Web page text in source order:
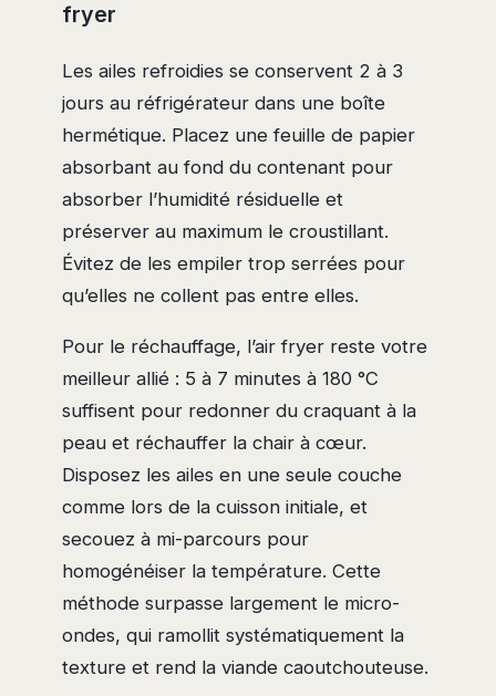
fryer
Les ailes refroidies se conservent 2 à 3
jours au réfrigérateur dans une boîte
hermétique. Placez une feuille de papier
absorbant au fond du contenant pour
absorber l’humidité résiduelle et
préserver au maximum le croustillant.
Évitez de les empiler trop serrées pour
qu’elles ne collent pas entre elles.
Pour le réchauffage, l’air fryer reste votre
meilleur allié : 5 à 7 minutes à 180 °C
suffisent pour redonner du craquant à la
peau et réchauffer la chair à cœur.
Disposez les ailes en une seule couche
comme lors de la cuisson initiale, et
secouez à mi-parcours pour
homogénéiser la température. Cette
méthode surpasse largement le micro-
ondes, qui ramollit systématiquement la
texture et rend la viande caoutchouteuse.